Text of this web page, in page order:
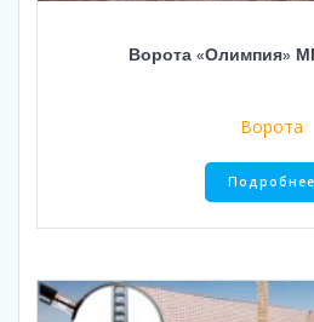
Ворота «Олимпия»
Ворота
Подробнее